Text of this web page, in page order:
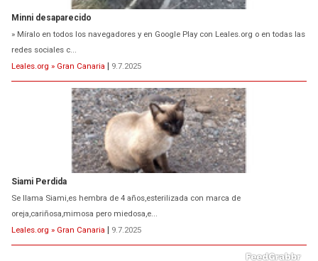
Minni desaparecido
» Míralo en todos los navegadores y en Google Play con Leales.org o en todas las
redes sociales c...
Leales.org » Gran Canaria | 9.7.2025
Siami Perdida
Se llama Siami,es hembra de 4 años,esterilizada con marca de
oreja,cariñosa,mimosa pero miedosa,e...
Leales.org » Gran Canaria | 9.7.2025